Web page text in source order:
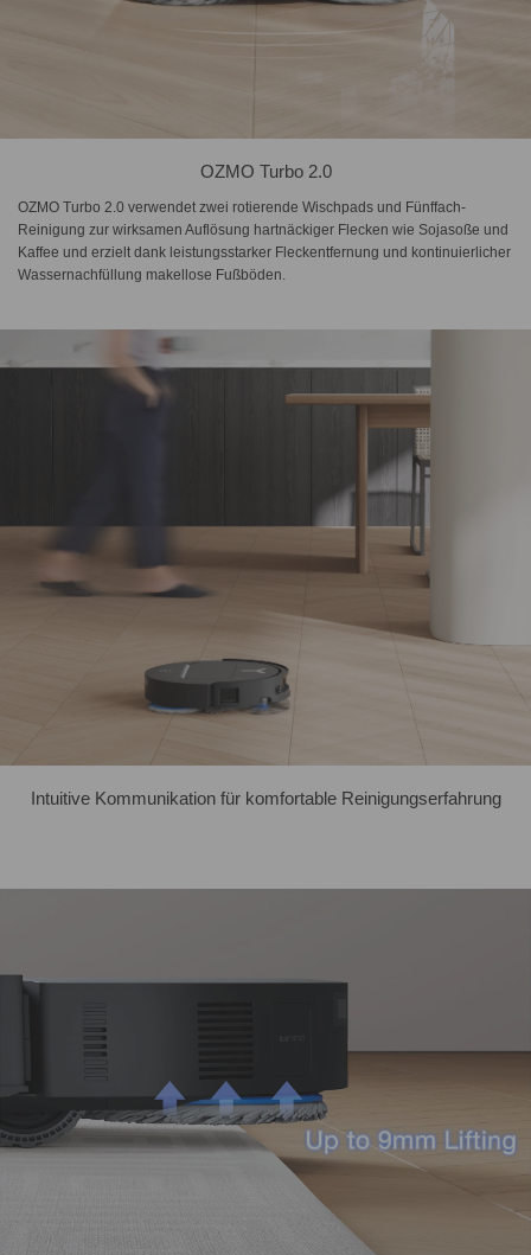
OZMO Turbo 2.0
OZMO Turbo 2.0 verwendet zwei rotierende Wischpads und Fünffach-
Reinigung zur wirksamen Auflösung hartnäckiger Flecken wie Sojasoße und
Kaffee und erzielt dank leistungsstarker Fleckentfernung und kontinuierlicher
Wassernachfüllung makellose Fußböden.
Intuitive Kommunikation für komfortable Reinigungserfahrung